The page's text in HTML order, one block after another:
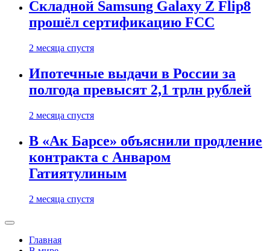
Складной Samsung Galaxy Z Flip8
прошёл сертификацию FCC
2 месяца спустя
Ипотечные выдачи в России за
полгода превысят 2,1 трлн рублей
2 месяца спустя
В «Ак Барсе» объяснили продление
контракта с Анваром
Гатиятулиным
2 месяца спустя
Главная